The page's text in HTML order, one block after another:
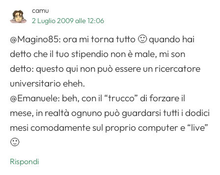
camu
2 Luglio 2009 alle 12:06
@Magino85: ora mi torna tutto 🙂 quando hai
detto che il tuo stipendio non è male, mi son
detto: questo qui non può essere un ricercatore
universitario eheh.
@Emanuele: beh, con il “trucco” di forzare il
mese, in realtà ognuno può guardarsi tutti i dodici
mesi comodamente sul proprio computer e “live”
🙂
Rispondi